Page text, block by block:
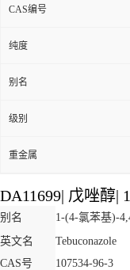
CAS编号
纯度
别名
级别
重金属
DA11699| 戊唑醇|
别名
1-(4-氯苯基)-
英文名
Tebuconazole
CAS号
107534-96-3